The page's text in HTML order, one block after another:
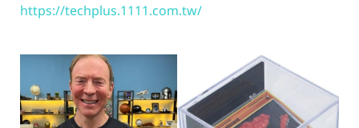
https://techplus.1111.com.tw/